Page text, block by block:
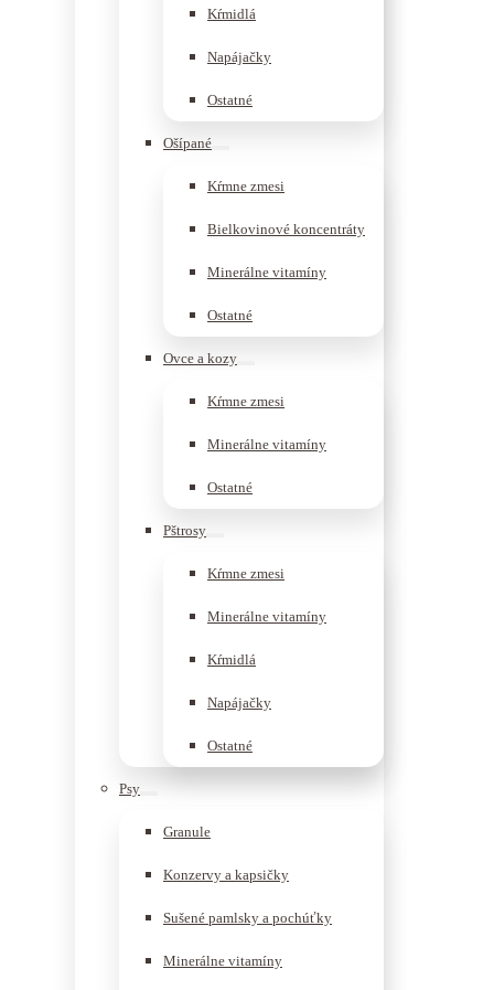
Kŕmidlá
Napájačky
Ostatné
Ošípané
Kŕmne zmesi
Bielkovinové koncentráty
Minerálne vitamíny
Ostatné
Ovce a kozy
Kŕmne zmesi
Minerálne vitamíny
Ostatné
Pštrosy
Kŕmne zmesi
Minerálne vitamíny
Kŕmidlá
Napájačky
Ostatné
Psy
Granule
Konzervy a kapsičky
Sušené pamlsky a pochúťky
Minerálne vitamíny